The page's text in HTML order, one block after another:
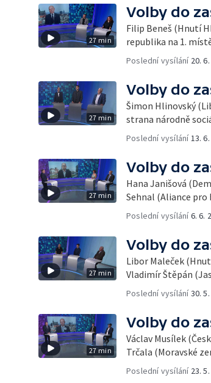
27 min
Volby do
Filip Beneš (Hnutí
republika na 1.
Poslední vysílání 20.
27 min
Volby do
Šimon Hlinovský
strana národně
Poslední vysílání13.
27 min
Volby do
Hana Janišová
Sehnal (Aliance
Poslední vysílání6. 6.
27 min
Volby do
Libor Maleček
Vladimír Štěpán
Poslední vysílání30.
27 min
Volby do
Václav Musílek
Trčala (Moravské
Poslední vysílání 23.